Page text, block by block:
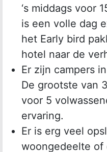
‘s middags voor
is een volle dag
het Early bird
hotel naar de
Er zijn campers
De grootste van
voor 5
ervaring.
Er is erg veel
woongedeelte of